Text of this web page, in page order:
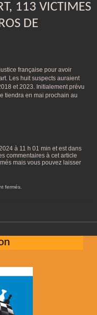
113 VICTIMES
DE
française pour avoir
Les huit suspects auraient
et 2023. Initialement prévu
tiendra en mai prochain au
à 11 h 01 min et est dans
commentaires à cet article
mais vous pouvez laisser
fermés.